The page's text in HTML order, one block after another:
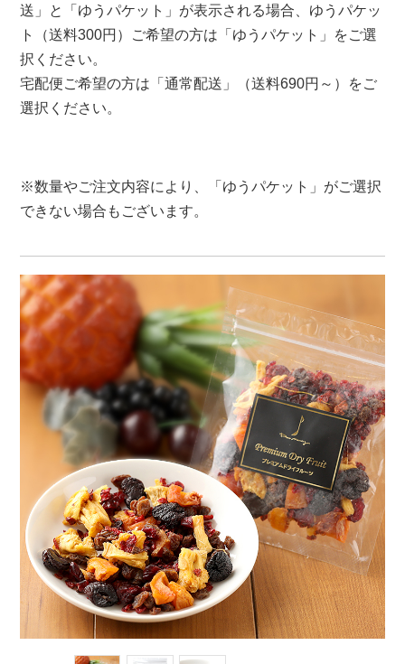
送」と「ゆうパケット」が表示される場合、ゆうパケッ
ト（送料300円）ご希望の方は「ゆうパケット」をご選
択ください。
宅配便ご希望の方は「通常配送」（送料690円～）をご
選択ください。
※数量やご注文内容により、「ゆうパケット」がご選択
できない場合もございます。